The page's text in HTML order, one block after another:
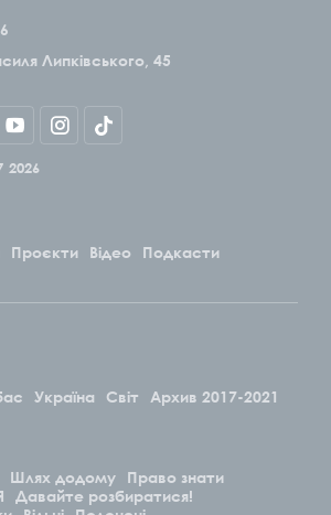
Липківського, 45
2026
Проєкти Відео
Подкасти
Україна Світ Архив 2017-2021
Шлях додому
Право знати
Давайте розбиратися!